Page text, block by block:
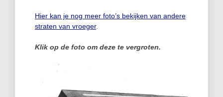
Hier kan je nog meer foto’s bekijken van andere
straten van vroeger.
Klik op de foto om deze te vergroten.